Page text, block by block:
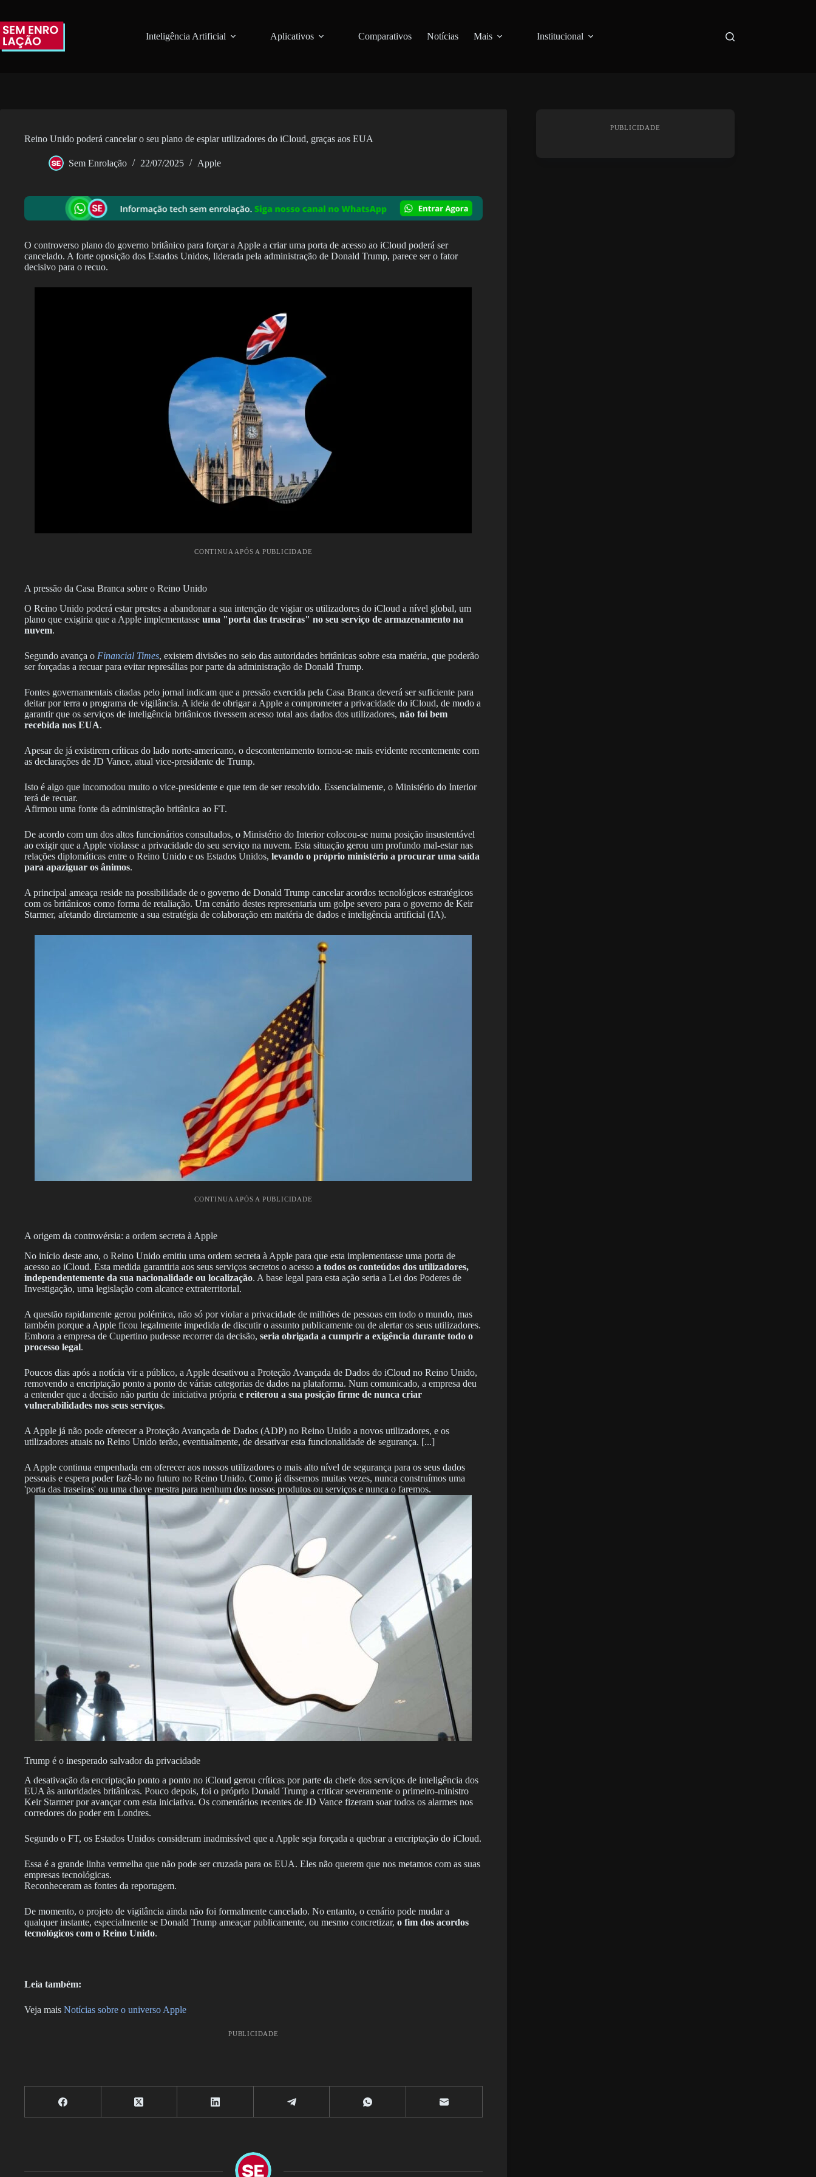
o
conteúdo
Inteligência Artificial Aplicativos Comparativos Notícias Mais Institucional
Reino Unido poderá cancelar o seu plano de espiar utilizadores do iCloud, graças aos EUA
Sem Enrolação 22/07/2025 Apple
O controverso plano do governo britânico para forçar a Apple a criar uma porta de acesso ao iCloud poderá ser
cancelado. A forte oposição dos Estados Unidos, liderada pela administração de Donald Trump, parece ser o fator
decisivo para o recuo.
CONTINUA APÓS A PUBLICIDADE
A pressão da Casa Branca sobre o Reino Unido
O Reino Unido poderá estar prestes a abandonar a sua intenção de vigiar os utilizadores do iCloud a nível global, um
plano que exigiria que a Apple implementasse uma "porta das traseiras" no seu serviço de armazenamento na
nuvem.
Segundo avança o Financial Times, existem divisões no seio das autoridades britânicas sobre esta matéria, que poderão
ser forçadas a recuar para evitar represálias por parte da administração de Donald Trump.
Fontes governamentais citadas pelo jornal indicam que a pressão exercida pela Casa Branca deverá ser suficiente para
deitar por terra o programa de vigilância. A ideia de obrigar a Apple a comprometer a privacidade do iCloud, de modo a
garantir que os serviços de inteligência britânicos tivessem acesso total aos dados dos utilizadores, não foi bem
recebida nos EUA.
Apesar de já existirem críticas do lado norte-americano, o descontentamento tornou-se mais evidente recentemente com
as declarações de JD Vance, atual vice-presidente de Trump.
Isto é algo que incomodou muito o vice-presidente e que tem de ser resolvido. Essencialmente, o Ministério do Interior
terá de recuar.
Afirmou uma fonte da administração britânica ao FT.
De acordo com um dos altos funcionários consultados, o Ministério do Interior colocou-se numa posição insustentável
ao exigir que a Apple violasse a privacidade do seu serviço na nuvem. Esta situação gerou um profundo mal-estar nas
relações diplomáticas entre o Reino Unido e os Estados Unidos, levando o próprio ministério a procurar uma saída
para apaziguar os ânimos.
A principal ameaça reside na possibilidade de o governo de Donald Trump cancelar acordos tecnológicos estratégicos
com os britânicos como forma de retaliação. Um cenário destes representaria um golpe severo para o governo de Keir
Starmer, afetando diretamente a sua estratégia de colaboração em matéria de dados e inteligência artificial (IA).
CONTINUA APÓS A PUBLICIDADE
A origem da controvérsia: a ordem secreta à Apple
No início deste ano, o Reino Unido emitiu uma ordem secreta à Apple para que esta implementasse uma porta de
acesso ao iCloud. Esta medida garantiria aos seus serviços secretos o acesso a todos os conteúdos dos utilizadores,
independentemente da sua nacionalidade ou localização. A base legal para esta ação seria a Lei dos Poderes de
Investigação, uma legislação com alcance extraterritorial.
A questão rapidamente gerou polémica, não só por violar a privacidade de milhões de pessoas em todo o mundo, mas
também porque a Apple ficou legalmente impedida de discutir o assunto publicamente ou de alertar os seus utilizadores.
Embora a empresa de Cupertino pudesse recorrer da decisão, seria obrigada a cumprir a exigência durante todo o
processo legal.
Poucos dias após a notícia vir a público, a Apple desativou a Proteção Avançada de Dados do iCloud no Reino Unido,
removendo a encriptação ponto a ponto de várias categorias de dados na plataforma. Num comunicado, a empresa deu
a entender que a decisão não partiu de iniciativa própria e reiterou a sua posição firme de nunca criar
vulnerabilidades nos seus serviços.
A Apple já não pode oferecer a Proteção Avançada de Dados (ADP) no Reino Unido a novos utilizadores, e os
utilizadores atuais no Reino Unido terão, eventualmente, de desativar esta funcionalidade de segurança. [...]
A Apple continua empenhada em oferecer aos nossos utilizadores o mais alto nível de segurança para os seus dados
pessoais e espera poder fazê-lo no futuro no Reino Unido. Como já dissemos muitas vezes, nunca construímos uma
'porta das traseiras' ou uma chave mestra para nenhum dos nossos produtos ou serviços e nunca o faremos.
Trump é o inesperado salvador da privacidade
A desativação da encriptação ponto a ponto no iCloud gerou críticas por parte da chefe dos serviços de inteligência dos
EUA às autoridades britânicas. Pouco depois, foi o próprio Donald Trump a criticar severamente o primeiro-ministro
Keir Starmer por avançar com esta iniciativa. Os comentários recentes de JD Vance fizeram soar todos os alarmes nos
corredores do poder em Londres.
Segundo o FT, os Estados Unidos consideram inadmissível que a Apple seja forçada a quebrar a encriptação do iCloud.
Essa é a grande linha vermelha que não pode ser cruzada para os EUA. Eles não querem que nos metamos com as suas
empresas tecnológicas.
Reconheceram as fontes da reportagem.
De momento, o projeto de vigilância ainda não foi formalmente cancelado. No entanto, o cenário pode mudar a
qualquer instante, especialmente se Donald Trump ameaçar publicamente, ou mesmo concretizar, o fim dos acordos
tecnológicos com o Reino Unido.
Leia também:
Veja mais Notícias sobre o universo Apple
PUBLICIDADE
PUBLICIDADE